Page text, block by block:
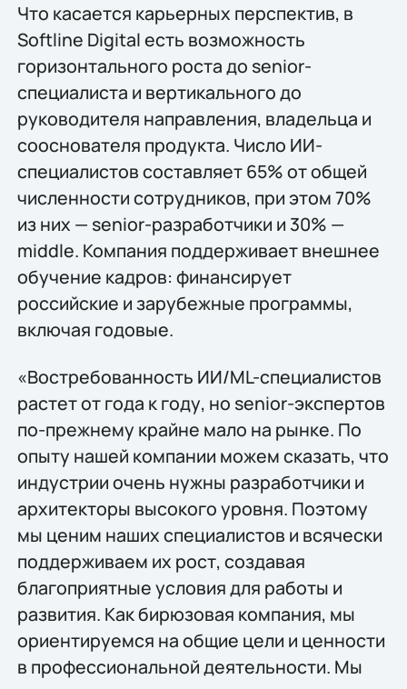
Что касается карьерных перспектив, в
Softline Digital есть возможность
горизонтального роста до senior-
специалиста и вертикального до
руководителя направления, владельца и
сооснователя продукта. Число ИИ-
специалистов составляет 65% от общей
численности сотрудников, при этом 70%
из них — senior-разработчики и 30% —
middle. Компания поддерживает внешнее
обучение кадров: финансирует
российские и зарубежные программы,
включая годовые.
«Востребованность ИИ/ML-специалистов
растет от года к году, но senior-экспертов
по-прежнему крайне мало на рынке. По
опыту нашей компании можем сказать, что
индустрии очень нужны разработчики и
архитекторы высокого уровня. Поэтому
мы ценим наших специалистов и всячески
поддерживаем их рост, создавая
благоприятные условия для работы и
развития. Как бирюзовая компания, мы
ориентируемся на общие цели и ценности
в профессиональной деятельности. Мы